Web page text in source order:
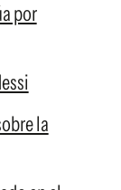
por
la